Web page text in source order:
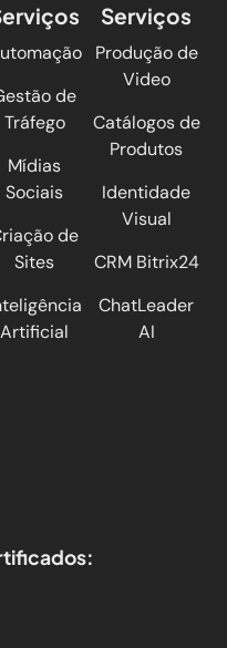
de
Tráfego
Mídias
Sociais
de
Sites
Artificial
Serviços
Produção de
Video
Catálogos de
Produtos
Identidade
Visual
CRM Bitrix24
ChatLeader
AI